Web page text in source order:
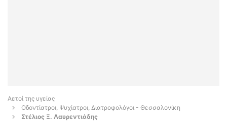
Αετοί της υγείας
Οδοντίατροι, Ψυχίατροι, Διατροφολόγοι - Θεσσαλονίκη
Στέλιος Ξ. Λαυρεντιάδης